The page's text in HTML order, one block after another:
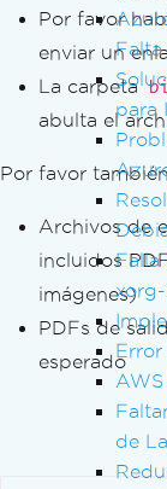
Falta
para
Falla
xorg-
de
Por favor
enviar un
La carpeta
abulta el
Por favor
Archivos de
incluidos
imágenes)
PDFs de
esperado